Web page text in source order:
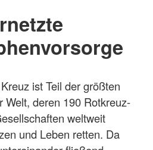
ist Teil der größten
Welt, deren 190 Rotkreuz-
weltweit
und Leben retten. Da